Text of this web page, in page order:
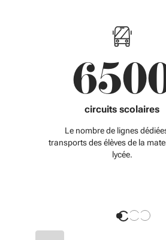
circuits scolaires
Le nombre de lignes
transports des élèves de la
lycée.